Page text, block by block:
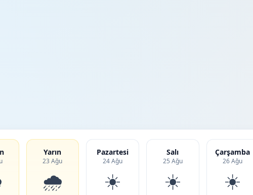
Yarın
23 Ağu
🌧️
Pazartesi
24 Ağu
☀️
Salı
25 Ağu
☀️
Çarşamba
26 Ağu
☀️